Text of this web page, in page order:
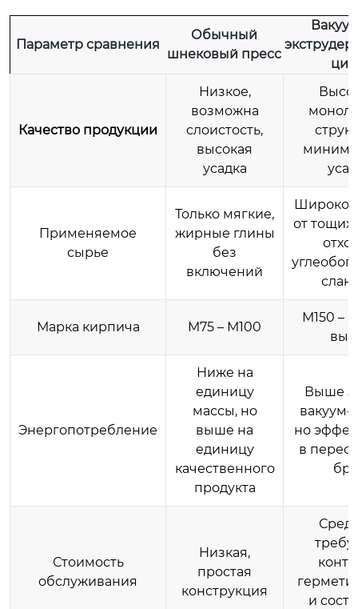
Параметр сравнения
Обычный
шнековый пресс
Качество продукции
Низкое,
возможна
слоистость,
высокая
усадка
Применяемое
сырье
Только мягкие,
жирные глины
без
включений
Широкое
от тощих
Марка кирпича М75 – М100
М150 –
Энергопотребление
Ниже на
единицу
массы, но
выше на
единицу
качественного
продукта
Выше
вакуум-
но
в
Стоимость
обслуживания
Низкая,
простая
конструкция
и